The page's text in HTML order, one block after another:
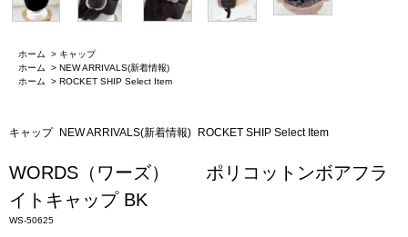
ホーム > キャップ
ホーム
> NEW ARRIVALS(新着情報)
ホーム
> ROCKET SHIP Select Item
キャップ NEW ARRIVALS(新着情報) ROCKET SHIP Select Item
WORDS（ワーズ） ポリコットンボアフラ
イトキャップ BK
WS-50625